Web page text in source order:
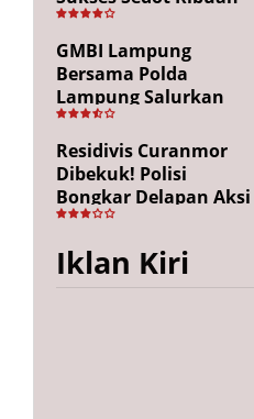
Penonton, Enam
Lingkungan Tampil All
Out
GMBI Lampung
Bersama Polda
Lampung Salurkan
Puluhan Paket
Sembako di
Bakauheni, Wujud
Kepedulian Sambut
HUT RI ke-81
Residivis Curanmor
Dibekuk! Polisi
Bongkar Delapan Aksi
Pencurian di
Pelaku Ditangkap
Iklan Kiri